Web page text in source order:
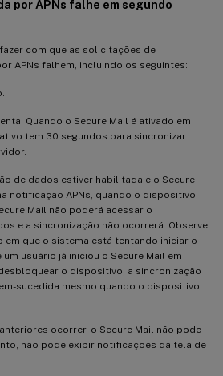
por APNs falhe em segundo
com que as solicitações de
APNs falhem, incluindo os seguintes:
Quando o Secure Mail é ativado em
tem 30 segundos para sincronizar
de dados estiver habilitada e o Secure
notificação APNs, quando o dispositivo
Mail não poderá acessar o
e a sincronização não ocorrerá. Observe
em que o sistema está tentando iniciar o
um usuário já iniciou o Secure Mail em
o dispositivo, a sincronização
sucedida mesmo quando o dispositivo
ocorrer, o Secure Mail não pode
não pode exibir notificações da tela de